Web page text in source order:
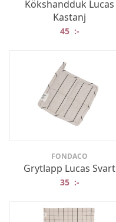
Kökshandduk Lucas
Kastanj
45 :-
FONDACO
Grytlapp Lucas Svart
35 :-